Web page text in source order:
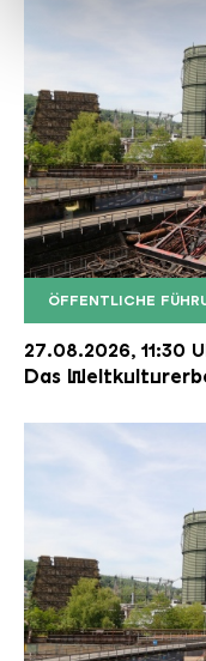
ÖFFENTLICHE
Der
Copyright:
27.08.2026, 11:30
Das